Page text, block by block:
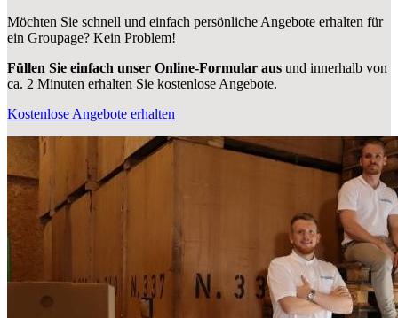
Möchten Sie schnell und einfach persönliche Angebote erhalten für
ein Groupage? Kein Problem!
Füllen Sie einfach unser Online-Formular aus und innerhalb von
ca. 2 Minuten erhalten Sie kostenlose Angebote.
Kostenlose Angebote erhalten